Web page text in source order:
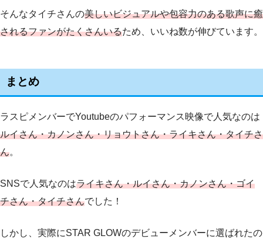
そんなタイチさんの美しいビジュアルや包容力のある歌声に癒
されるファンがたくさんいるため、いいね数が伸びています。
まとめ
ラスピメンバーでYoutubeのパフォーマンス映像で人気なのは
ルイさん・カノンさん・リョウトさん・ライキさん・タイチさ
ん。
SNSで人気なのはライキさん・ルイさん・カノンさん・ゴイ
チさん・タイチさんでした！
しかし、実際にSTAR GLOWのデビューメンバーに選ばれたの